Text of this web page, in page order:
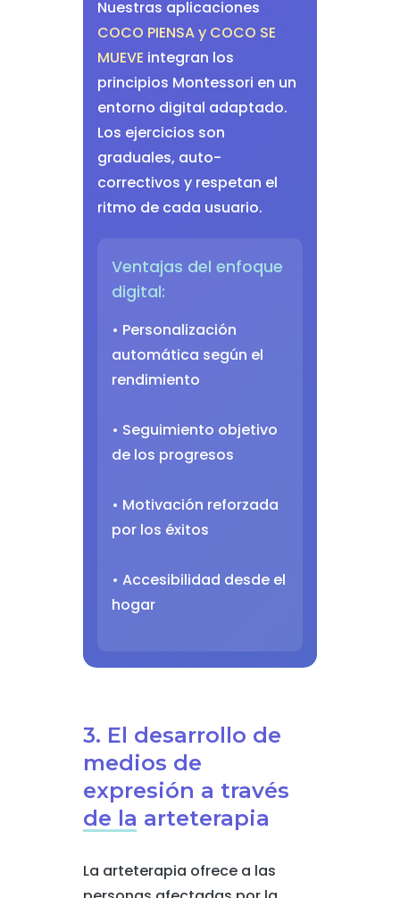
Nuestras aplicaciones
COCO PIENSA y COCO SE
MUEVE integran los
principios Montessori en un
entorno digital adaptado.
Los ejercicios son
graduales, auto-
correctivos y respetan el
ritmo de cada usuario.
Ventajas del enfoque
digital:
• Personalización
automática según el
rendimiento
• Seguimiento objetivo
de los progresos
• Motivación reforzada
por los éxitos
• Accesibilidad desde el
hogar
3. El desarrollo de
medios de
expresión a través
de la arteterapia
La arteterapia ofrece a las